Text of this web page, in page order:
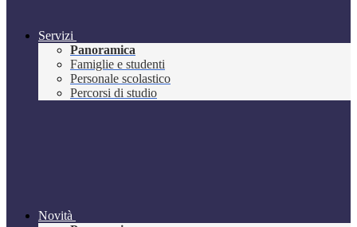
Servizi
Panoramica
Famiglie e studenti
Personale scolastico
Percorsi di studio
Novità